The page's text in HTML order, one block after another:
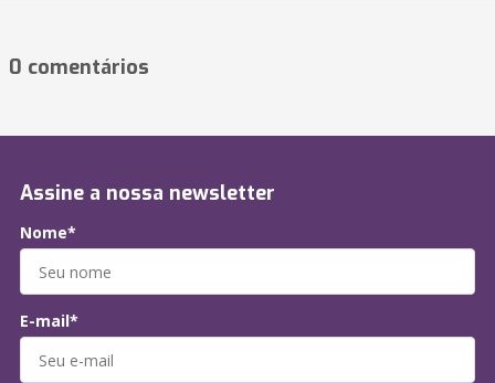
0 comentários
Assine a nossa newsletter
Nome*
E-mail*